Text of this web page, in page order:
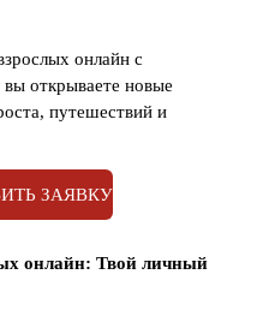
онлайн с
открываете новые
путешествий и
ЗАЯВКУ
онлайн: Твой личный